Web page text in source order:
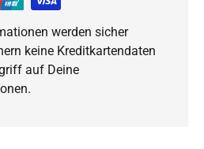
werden sicher
keine Kreditkartendaten
auf Deine